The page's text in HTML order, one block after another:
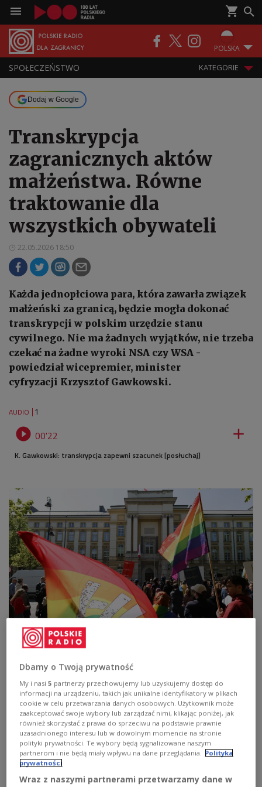
POLSKA
SPOŁECZEŃSTWO KATEGORIE
Dodaj w Google
Transkrypcja
zagranicznych aktów
małżeństwa. Równe
traktowanie dla
wszystkich obywateli
22.05.2026 18:50
Każda jednopłciowa para, która zawarła związek
małżeński za granicą, będzie mogła dokonać
transkrypcji w polskim urzędzie stanu
cywilnego. Nie ma żadnych wyjątków, nie trzeba
czekać na żadne wyroki NSA czy WSA -
powiedział wicepremier, minister
cyfryzacji Krzysztof Gawkowski.
AUDIO 1
 00'22 
K. Gawkowski: transkrypcja zapewni szacunek [posłuchaj]
Pierwsza transkrypcja aktu małżeństwa pary jednopłciowej stała się
faktem PAP/Albert Zawada
W piątek w Dzienniku Ustaw opublikowane zostało
rozporządzenie Ministra Cyfryzacji pozwalające na
transkrypcję aktów małżeństw jednopłciowych.
Zacznie obowiązywać za trzy miesiące. Wcześniej
tego dnia rozporządzenie kontrasygnowałszef
MSWiA Marcin Kierwiński.
Krzysztof Gawkowski stwierdził podczas
Dbamy o Twoją prywatność
My i nasi5 partnerzy przechowujemy lub uzyskujemy dostęp do
informacji na urządzeniu, takich jak unikalne identyfikatory w plikach
cookie w celu przetwarzania danych osobowych. Użytkownik może
zaakceptować swoje wybory lub zarządzać nimi, klikając poniżej, jak
również skorzystać z prawa do sprzeciwu na podstawie prawnie
uzasadnionego interesu lub w dowolnym momencie na stronie
polityki prywatności. Te wybory będą sygnalizowane naszym
partnerom i nie będą miały wpływu na dane przeglądania.
Polityka
prywatności
Wraz z naszymi partnerami przetwarzamy dane w